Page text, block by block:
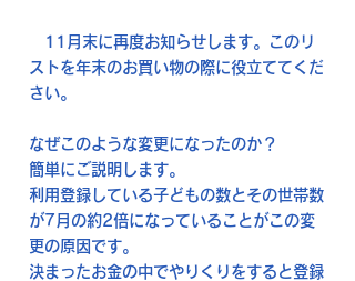
11月末に再度お知らせします。このリ
ストを年末のお買い物の際に役立ててくだ
さい。
なぜこのような変更になったのか？
簡単にご説明します。
利用登録している子どもの数とその世帯数
が7月の約2倍になっていることがこの変
更の原因です。
決まったお金の中でやりくりをすると登録